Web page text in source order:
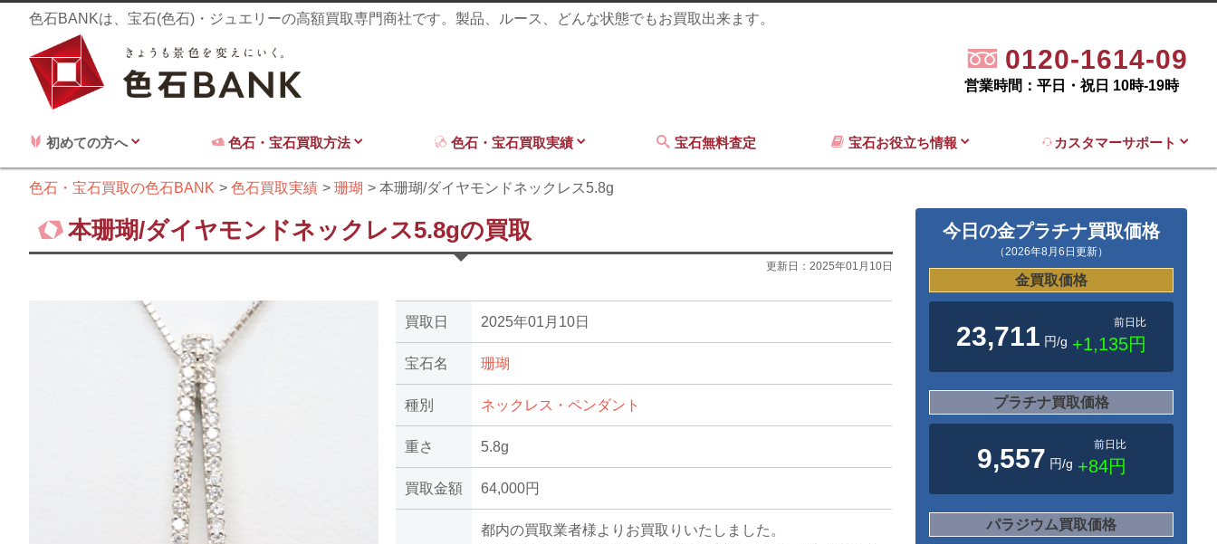
色石BANKは、宝石(色石)・ジュエリーの高額買取専門商社です。製品、ルース、どんな状態でもお買取出来ます。
0120-1614-09
営業時間：平日・祝日 10時-19時
初めての方へ 色石・宝石買取方法 色石・宝石買取実績 宝石無料査定 宝石お役立ち情報 カスタマーサポート
色石・宝石買取の色石BANK 色石買取実績 珊瑚 本珊瑚/ダイヤモンドネックレス5.8g
本珊瑚/ダイヤモンドネックレス5.8gの買取
更新日： 2025年01月10日
買取日 2025年01月10日
宝石名 珊瑚
種別 ネックレス・ペンダント
重さ 5.8g
買取金額 64,000円
都内の買取業者様よりお買取りいたしました。
今日の金プラチナ買取価格
（2026年8月6日更新）
金買取価格
23,711 円/g
前日比
+1,135円
プラチナ買取価格
9,557 円/g
前日比
+84円
パラジウム買取価格